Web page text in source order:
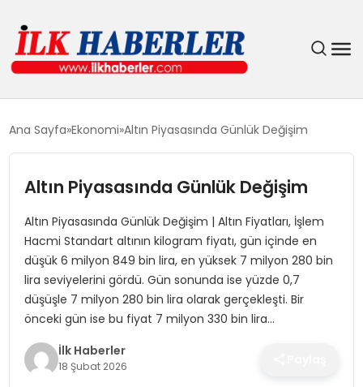
GÜNDEM
MAGAZIN
SPOR
Ana Sayfa Ekonomi Altın Piyasasında Günlük Değişim
Altın Piyasasında Günlük Değişim
Altın Piyasasında Günlük Değişim | Altın Fiyatları, İşlem
Hacmi Standart altının kilogram fiyatı, gün içinde en
düşük 6 milyon 849 bin lira, en yüksek 7 milyon 280 bin
lira seviyelerini gördü. Gün sonunda ise yüzde 0,7
düşüşle 7 milyon 280 bin lira olarak gerçekleşti. Bir
önceki gün ise bu fiyat 7 milyon 330 bin lira…
İlk Haberler
18 Şubat 2026